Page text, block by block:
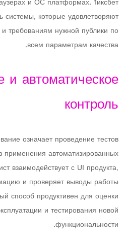
и ОС платформах. 1иксбет
системы, которые удовлетворяют
требованиям нужной публики по
всем параметрам качества.
и автоматическое
контроль
означает проведение тестов
применения автоматизированных
взаимодействует с UI продукта,
и проверяет выводы работы
способ продуктивен для оценки
и тестирования новой
функциональности.